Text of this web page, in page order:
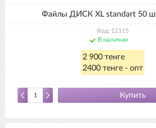
Файлы ДИСК XL standart 50
Код: 12115
В наличии
2 900 тенге
2400 тенге - опт
Купить